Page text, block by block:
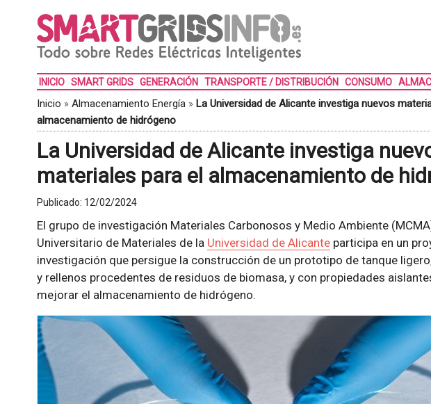
INICIO SMART GRIDS GENERACIÓN TRANSPORTE / DISTRIBUCIÓN CONSUMO
Inicio » Almacenamiento Energía» La Universidad de Alicante investiga nuevos
almacenamiento de hidrógeno
La Universidad de Alicante investiga
materiales para el almacenamiento de
Publicado: 12/02/2024
El grupo de investigación Materiales Carbonosos y Medio Ambiente
Universitario de Materiales de la Universidad de Alicanteparticipa en un
investigación que persigue la construcción de un prototipo de tanque
y rellenos procedentes de residuos de biomasa, y con propiedades
mejorar el almacenamiento de hidrógeno.